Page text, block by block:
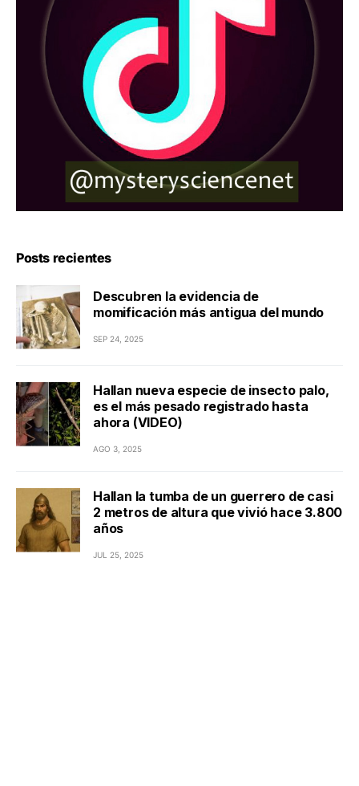
Posts recientes
Descubren la evidencia de
momificación más antigua del mundo
SEP 24, 2025
Hallan nueva especie de insecto palo,
es el más pesado registrado hasta
ahora (VIDEO)
AGO 3, 2025
Hallan la tumba de un guerrero de casi
2 metros de altura que vivió hace 3.800
años
JUL 25, 2025